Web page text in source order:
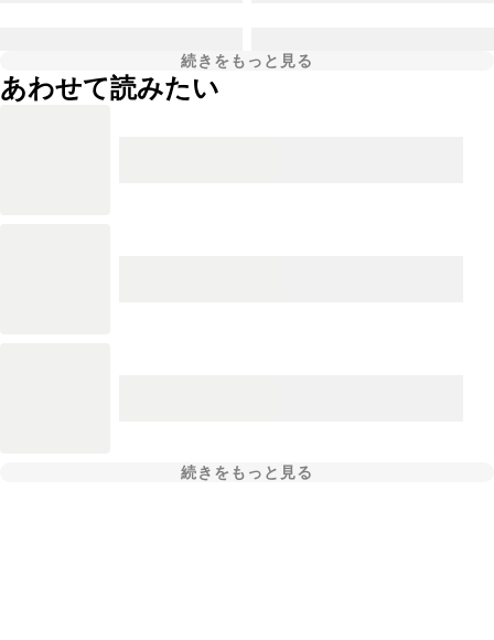
続きをもっと見る
あわせて読みたい
続きをもっと見る